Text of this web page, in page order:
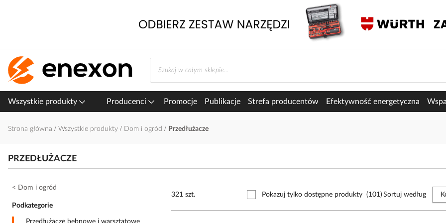
Wszystkie produkty Producenci Promocje Publikacje Strefa producentów Efektywność energetyczna
Strona główna Wszystkie produkty Dom i ogród Przedłużacze
PRZEDŁUŻACZE
321 szt. Pokazuj tylko dostępne produkty (101) Sortuj według
Dom i ogród
Podkategorie
Przedłużacze bębnowe i warsztatowe